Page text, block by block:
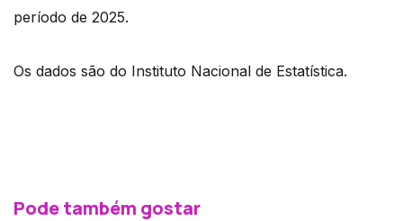
período de 2025.
Os dados são do Instituto Nacional de Estatística.
Pode também gostar